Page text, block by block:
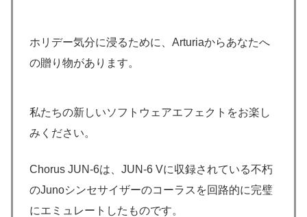
ホリデー気分に浸るために、Arturiaからあなたへ
の贈り物があります。
私たちの新しいソフトウェアエフェクトをお楽し
みください。
Chorus JUN-6は、JUN-6 Vに収録されている不朽
のJunoシンセサイザーのコーラスを回路的に完璧
にエミュレートしたものです。